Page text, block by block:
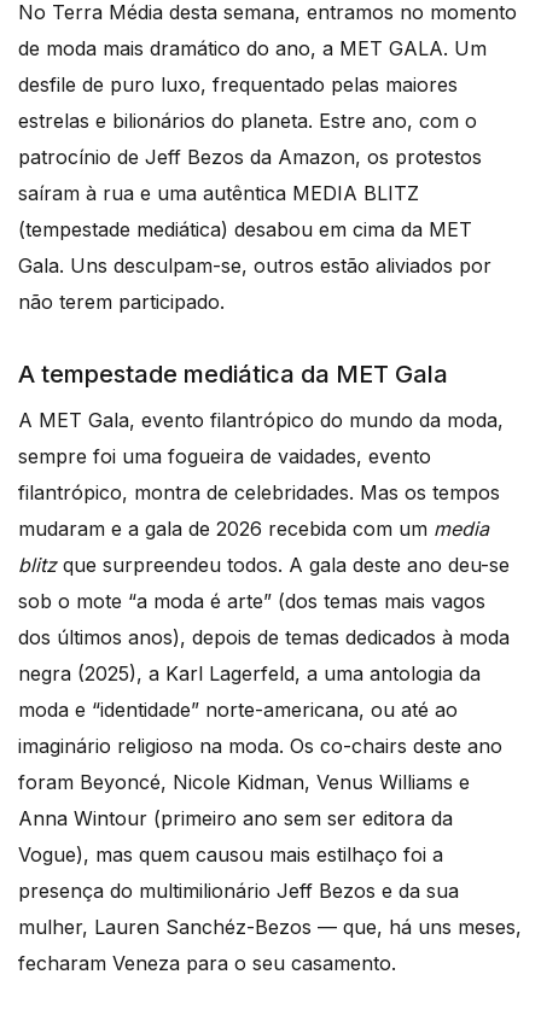
No Terra Média desta semana, entramos no momento
de moda mais dramático do ano, a MET GALA. Um
desfile de puro luxo, frequentado pelas maiores
estrelas e bilionários do planeta. Estre ano, com o
patrocínio de Jeff Bezos da Amazon, os protestos
saíram à rua e uma autêntica MEDIA BLITZ
(tempestade mediática) desabou em cima da MET
Gala. Uns desculpam-se, outros estão aliviados por
não terem participado.
A tempestade mediática da MET Gala
A MET Gala, evento filantrópico do mundo da moda,
sempre foi uma fogueira de vaidades, evento
filantrópico, montra de celebridades. Mas os tempos
mudaram e a gala de 2026 recebida com um media
blitz que surpreendeu todos. A gala deste ano deu-se
sob o mote “a moda é arte” (dos temas mais vagos
dos últimos anos), depois de temas dedicados à moda
negra (2025), a Karl Lagerfeld, a uma antologia da
moda e “identidade” norte-americana, ou até ao
imaginário religioso na moda. Os co-chairs deste ano
foram Beyoncé, Nicole Kidman, Venus Williams e
Anna Wintour (primeiro ano sem ser editora da
Vogue), mas quem causou mais estilhaço foi a
presença do multimilionário Jeff Bezos e da sua
mulher, Lauren Sanchéz-Bezos — que, há uns meses,
fecharam Veneza para o seu casamento.